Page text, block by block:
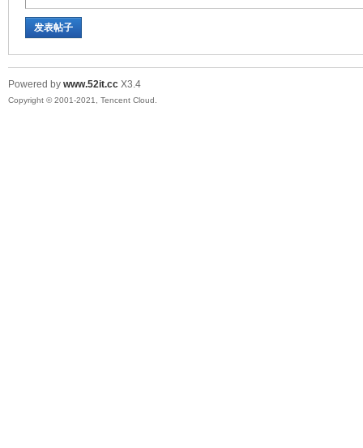
发表帖子
Powered by www.52it.cc X3.4
Copyright © 2001-2021, Tencent Cloud.